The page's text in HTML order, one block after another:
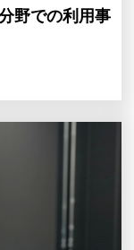
野での利用事